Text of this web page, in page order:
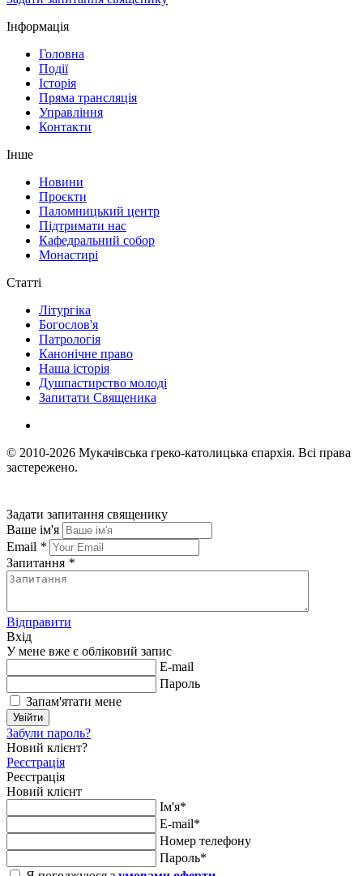
Інформація
Головна
Події
Історія
Пряма трансляція
Управління
Контакти
Інше
Новини
Проєкти
Паломницький центр
Підтримати нас
Кафедральний собор
Монастирі
Статті
Літургіка
Богослов'я
Патрологія
Канонічне право
Наша історія
Душпастирство молоді
Запитати Священика
© 2010-2026 Мукачівська греко-католицька єпархія. Всі права
застережено.
Задати запитання священику
Ваше ім'я
Email *
Запитання *
Відправити
Вхід
У мене вже є обліковий запис
E-mail
Пароль
Запам'ятати мене
Увійти
Забули пароль?
Новий клієнт?
Реєстрація
Реєстрація
Новий клієнт
Ім'я*
E-mail*
Номер телефону
Пароль*